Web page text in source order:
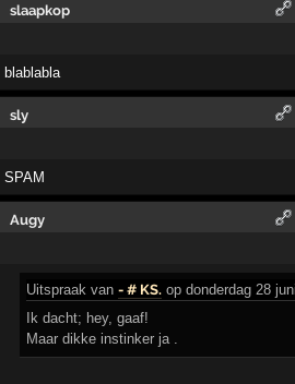
slaapkop
blablabla
sly
SPAM
Augy
Uitspraak van- # KS. op donderdag 28
Ik dacht; hey, gaaf!
Maar dikke instinker ja .